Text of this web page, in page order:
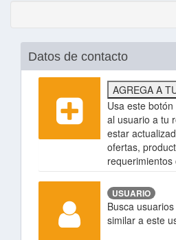
Datos de contacto
AGREGA A
Usa este
al usuario a tu
estar
ofertas,
USUARIO
Busca
similar a este